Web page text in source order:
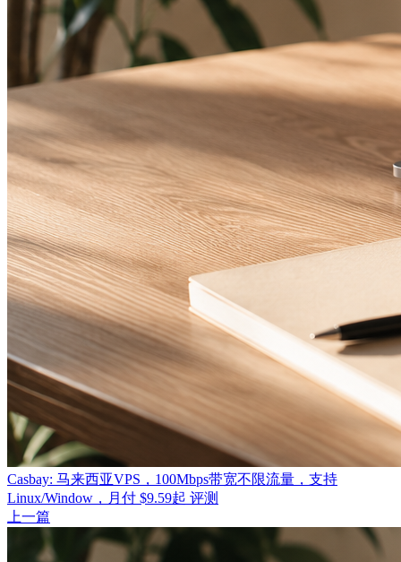
Casbay: 马来西亚VPS，100Mbps带宽不限流量，支持
Linux/Window，月付 $9.59起 评测
上一篇